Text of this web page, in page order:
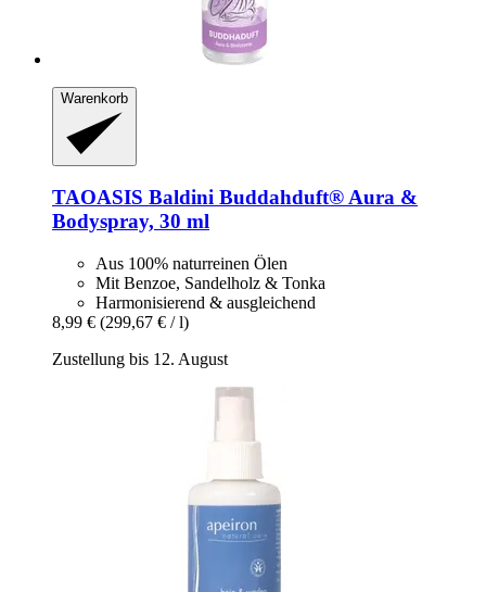
Warenkorb
TAOASIS Baldini Buddahduft® Aura &
Bodyspray, 30 ml
Aus 100% naturreinen Ölen
Mit Benzoe, Sandelholz & Tonka
Harmonisierend & ausgleichend
8,99 € (299,67 € / l)
Zustellung bis 12. August